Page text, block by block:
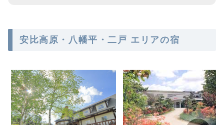
安比高原・八幡平・二戸 エリアの宿